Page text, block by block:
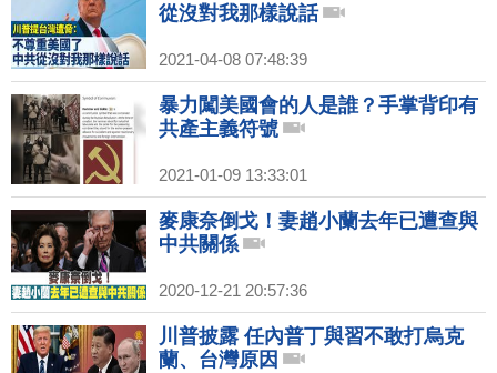
從沒對我那樣說話
2021-04-08 07:48:39
暴力闖美國會的人是誰？手掌背印有
共產主義符號
2021-01-09 13:33:01
麥康奈倒戈！妻趙小蘭去年已遭查與
中共關係
2020-12-21 20:57:36
川普披露 任內普丁與習不敢打烏克
蘭、台灣原因